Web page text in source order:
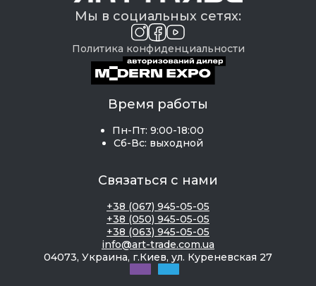
Мы в социальных сетях:
Политика конфиденциальности
Время работы
Пн-Пт: 9:00-18:00
Сб-Вс: выходной
Связаться с нами
+38 (067) 945-05-05
+38 (050) 945-05-05
+38 (063) 945-05-05
info@art-trade.com.ua
04073, Украина, г.Киев, ул. Куреневская 27